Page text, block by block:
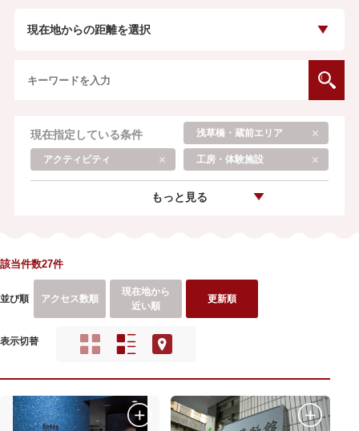
現在地からの距離を選択
現在指定している条件 浅草橋・蔵前エリア
アクティビティ 工房・体験施設
もっと見る
該当件数27件
並び順 アクセス数順
現在地から
近い順
更新順
表示切替